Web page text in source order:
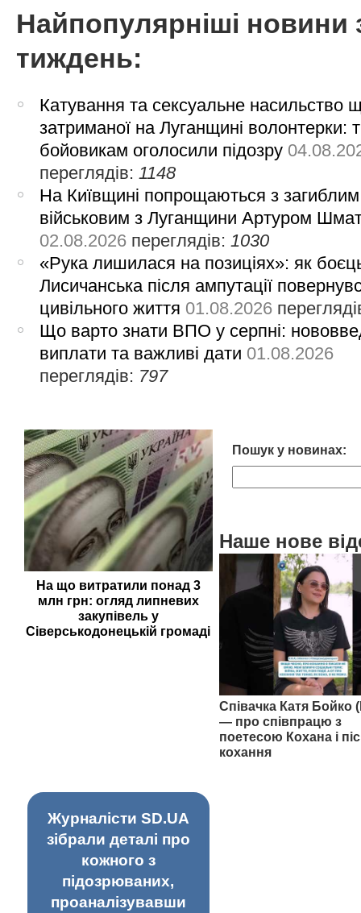
Найпопулярніші новини
тиждень:
Катування та сексуальне насильство
затриманої на Луганщині волонтерки:
бойовикам оголосили підозру
переглядів: 1148
На Київщині попрощаються з загиблим
військовим з Луганщини Артуром
02.08.2026 переглядів: 1030
«Рука лишилася на позиціях»: як
Лисичанська після ампутації
цивільного життя 01.08.2026
Що варто знати ВПО у серпні:
виплати та важливі дати 01.08.2026
переглядів: 797
На що витратили понад 3
млн грн: огляд липневих
закупівель у
Сіверськодонецькій громаді
Пошук у новинах:
Наше нове
Співачка Катя Бойко
— про співпрацю з
поетесою Кохана і
кохання
Журналісти SD.UA
зібрали деталі про
кожного з
підозрюваних,
проаналізувавши